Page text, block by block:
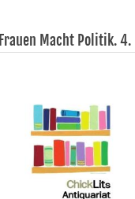
Frauen Macht Politik.